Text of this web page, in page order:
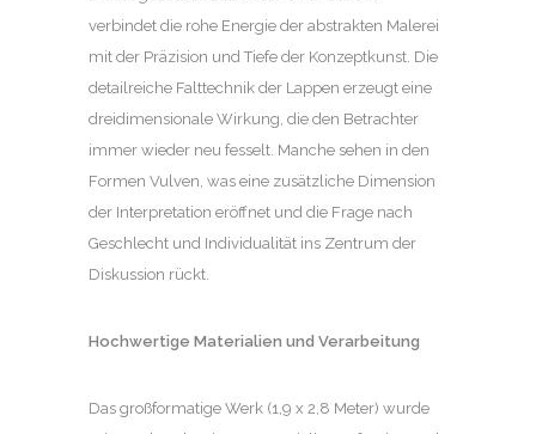
verbindet die rohe Energie der abstrakten Malerei
mit der Präzision und Tiefe der Konzeptkunst. Die
detailreiche Falttechnik der Lappen erzeugt eine
dreidimensionale Wirkung, die den Betrachter
immer wieder neu fesselt. Manche sehen in den
Formen Vulven, was eine zusätzliche Dimension
der Interpretation eröffnet und die Frage nach
Geschlecht und Individualität ins Zentrum der
Diskussion rückt.
Hochwertige Materialien und Verarbeitung
Das großformatige Werk (1,9 x 2,8 Meter) wurde